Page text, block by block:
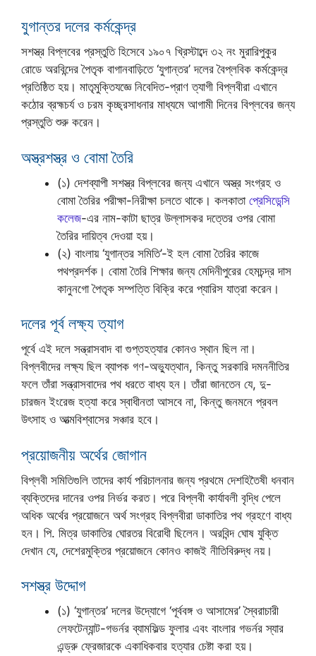
যুগান্তর দলের কর্মকেন্দ্র
সশস্ত্র বিপ্লবের প্রস্তুতি হিসেবে ১৯০৭ খ্রিস্টাব্দে ৩২ নং মুরারিপুকুর
রোডে অরবিন্দের পৈতৃক বাগানবাড়িতে ‘যুগান্তর’ দলের বৈপ্লবিক কর্মকেন্দ্র
প্রতিষ্ঠিত হয়। মাতৃমুক্তিযজ্ঞে নিবেদিত-প্রাণ ত্যাগী বিপ্লবীরা এখানে
কঠোর ব্রহ্মচর্য ও চরম কৃচ্ছ্রসাধনার মাধ্যমে আগামী দিনের বিপ্লবের জন্য
প্রস্তুতি শুরু করেন।
অস্ত্রশস্ত্র ও বোমা তৈরি
(১) দেশব্যাপী সশস্ত্র বিপ্লবের জন্য এখানে অস্ত্র সংগ্রহ ও
বোমা তৈরির পরীক্ষা-নিরীক্ষা চলতে থাকে। কলকাতা প্রেসিডেন্সি
কলেজ-এর নাম-কাটা ছাত্র উল্লাসকর দত্তের ওপর বোমা
তৈরির দায়িত্ব দেওয়া হয়।
(২) বাংলায় ‘যুগান্তর সমিতি’-ই হল বোমা তৈরির কাজে
পথপ্রদর্শক। বোমা তৈরি শিক্ষার জন্য মেদিনীপুরের হেমচন্দ্র দাস
কানুনগো পৈতৃক সম্পত্তি বিক্রি করে প্যারিস যাত্রা করেন।
দলের পূর্ব লক্ষ্য ত্যাগ
পূর্বে এই দলে সন্ত্রাসবাদ বা গুপ্তহত্যার কোনও স্থান ছিল না।
বিপ্লবীদের লক্ষ্য ছিল ব্যাপক গণ-অভ্যুত্থান, কিন্তু সরকারি দমননীতির
ফলে তাঁরা সন্ত্রাসবাদের পথ ধরতে বাধ্য হন। তাঁরা জানতেন যে, দু-
চারজন ইংরেজ হত্যা করে স্বাধীনতা আসবে না, কিন্তু জনমনে প্রবল
উৎসাহ ও আত্মবিশ্বাসের সঞ্চার হবে।
প্রয়োজনীয় অর্থের জোগান
বিপ্লবী সমিতিগুলি তাদের কার্য পরিচালনার জন্য প্রথমে দেশহিতৈষী ধনবান
ব্যক্তিদের দানের ওপর নির্ভর করত। পরে বিপ্লবী কার্যাবলী বৃদ্ধি পেলে
অধিক অর্থের প্রয়োজনে অর্থ সংগ্রহ বিপ্লবীরা ডাকাতির পথ গ্রহণে বাধ্য
হন। পি. মিত্র ডাকাতির ঘোরতর বিরোধী ছিলেন। অরবিন্দ ঘোষ যুক্তি
দেখান যে, দেশেরমুক্তির প্রয়োজনে কোনও কাজই নীতিবিরুদ্ধ নয়।
সশস্ত্র উদ্দোগ
(১) ‘যুগান্তর’ দলের উদ্যোগে ‘পূর্ববঙ্গ ও আসামের’ স্বৈরাচারী
লেফটেন্যান্ট-গভর্নর ব্যামফিল্ড ফুলার এবং বাংলার গভর্নর স্যার
এন্ড্রু ফ্রেজারকে একাধিকবার হত্যার চেষ্টা করা হয়।